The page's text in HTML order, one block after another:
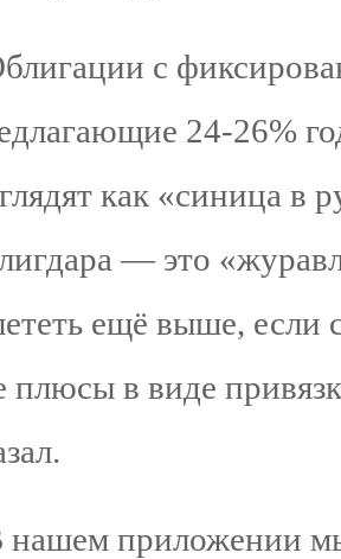
с
24-26%
как «синица в
— это
ещё выше, если
плюсы в виде
нашем приложении